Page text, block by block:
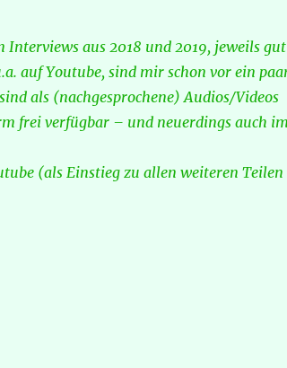
aus 2018 und 2019, jeweils
auf Youtube, sind mir schon vor ein
als (nachgesprochene) Audios/Videos
frei verfügbar – und neuerdings auch im
(als Einstieg zu allen weiteren Teilen
Stammesleben als Schutz vor